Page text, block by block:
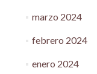
marzo 2024
febrero 2024
enero 2024